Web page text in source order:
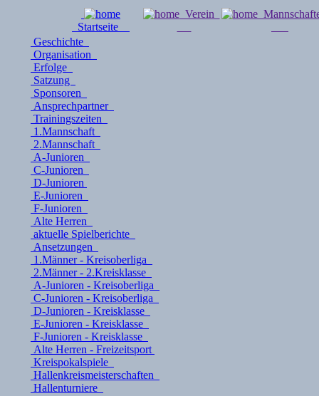
Startseite
Verein
Geschichte
Organisation
Erfolge
Satzung
Sponsoren
Ansprechpartner
Trainingszeiten
1.Mannschaft
2.Mannschaft
A-Junioren
C-Junioren
D-Junioren
E-Junioren
F-Junioren
Alte Herren
aktuelle Spielberichte
Ansetzungen
1.Männer - Kreisoberliga
2.Männer - 2.Kreisklasse
A-Junioren - Kreisoberliga
C-Junioren - Kreisoberliga
D-Junioren - Kreisklasse
E-Junioren - Kreisklasse
F-Junioren - Kreisklasse
Alte Herren - Freizeitsport
Kreispokalspiele
Hallenkreismeisterschaften
Hallenturniere